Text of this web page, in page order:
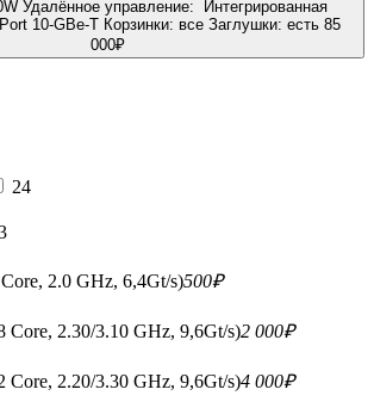
Удалённое управление:
Интегрированная
10-GBe-T Корзинки: все Заглушки: есть 85
000₽
24
2.0 GHz, 6,4Gt/s)500₽
Core, 2.30/3.10 GHz, 9,6Gt/s)2 000₽
Core, 2.20/3.30 GHz, 9,6Gt/s)4 000₽